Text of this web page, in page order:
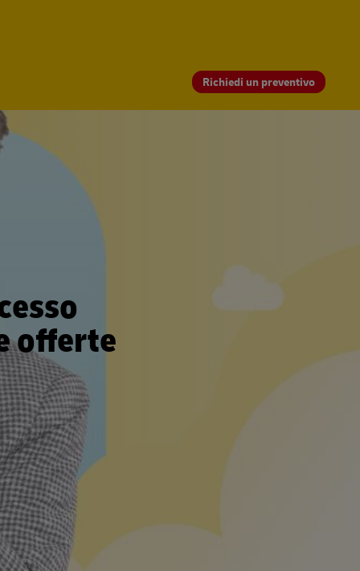
Richiedi un preventivo
offerte